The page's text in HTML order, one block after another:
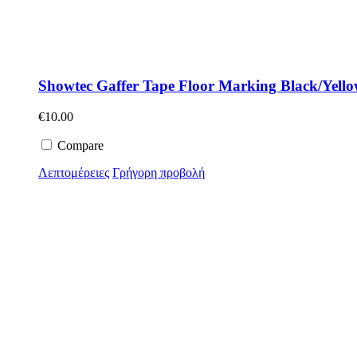
Showtec Gaffer Tape Floor Marking Black/
€10.00
Compare
Λεπτομέρειες Γρήγορη προβολή